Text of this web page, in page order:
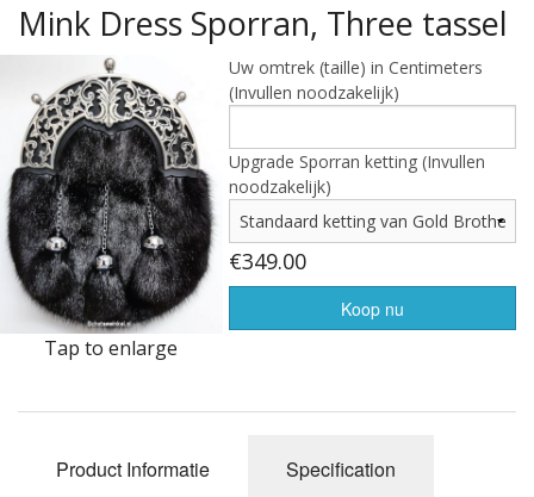
Eten en Drinken
Kilt - Kleding
Highland Titles
Verhuur
AFGEPRIJST - UITVERKOOP
Mink Dress Sporran, Three tassel
Tap to enlarge
Uw omtrek (taille) in Centimeters
(Invullen noodzakelijk)
Upgrade Sporran ketting (Invullen
noodzakelijk)
€349.00
Koop nu
Product Informatie Specification